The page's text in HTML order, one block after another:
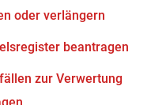
oder verlängern
beantragen
zur Verwertung